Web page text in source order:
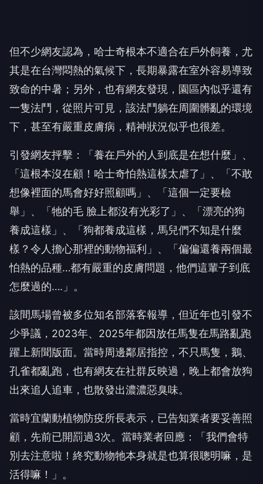
但不少網友認為，哈士奇根本不適合在戶外飼養，尤
其是在台灣悶熱的氣候下，長期暴露在室外容易導致
致命的中暑；另外，也有網友發現，園區內似乎還有
一隻法鬥，從照片可見，該法鬥躺在周圍髒亂的環境
下，甚至有嚴重皮膚病，精神狀況似乎也很差。
引發網友抨擊：「養在戶外的人到底是在想什麼」、
「這根本沒在顧！哈士奇怕熱這樣太虐了」、「不敢
想像裡面的馬會好好照顧嗎」、「這個一定要檢
舉」、「牠的毛 臉上都沒有光彩了」、「漂亮的狗
養成這樣」、「狗都養成這樣，馬兒們不知是什麼
樣？令人擔心那裡的動物福利」、「偏偏還養兩個最
怕熱的品種…都有嚴重的皮膚問題，他們這輩子到底
怎麼過的….」。
該間馬場曾被多位知名部落客報導，但近年也引發不
少爭議，2023年、2025年都因放任馬隻在馬路亂跑
躍上新聞版面。當時周邊鄰居指控，不只馬隻，鵝、
孔雀都亂跑，也有網友在社群反映過，晚上都會放狗
出來追人追車，也散發出濃濃惡臭味。
當時宜蘭動植物防疫所長表示，已告知業者要妥善照
顧，先前已開罰過3次。當時業者回應：「我們會特
別去注意啦！終究動物牠本身就是也算很聰明嘛，是
活得嘛！」。